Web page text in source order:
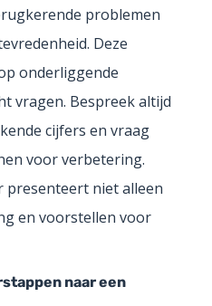
problemen
Deze
onderliggende
vragen. Bespreek altijd
cijfers en vraag
voor verbetering.
presenteert niet alleen
en voorstellen voor
naar een